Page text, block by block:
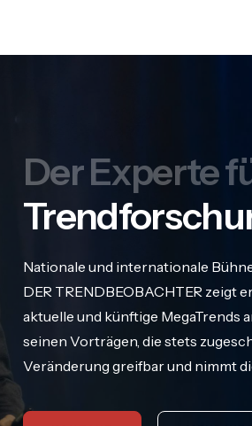
Der Experte
Nationale und internationale
DER TRENDBEOBACHTER zeigt
aktuelle und künftige MegaTrends
seinen Vorträgen, die stets
Veränderung greifbar und nimmt